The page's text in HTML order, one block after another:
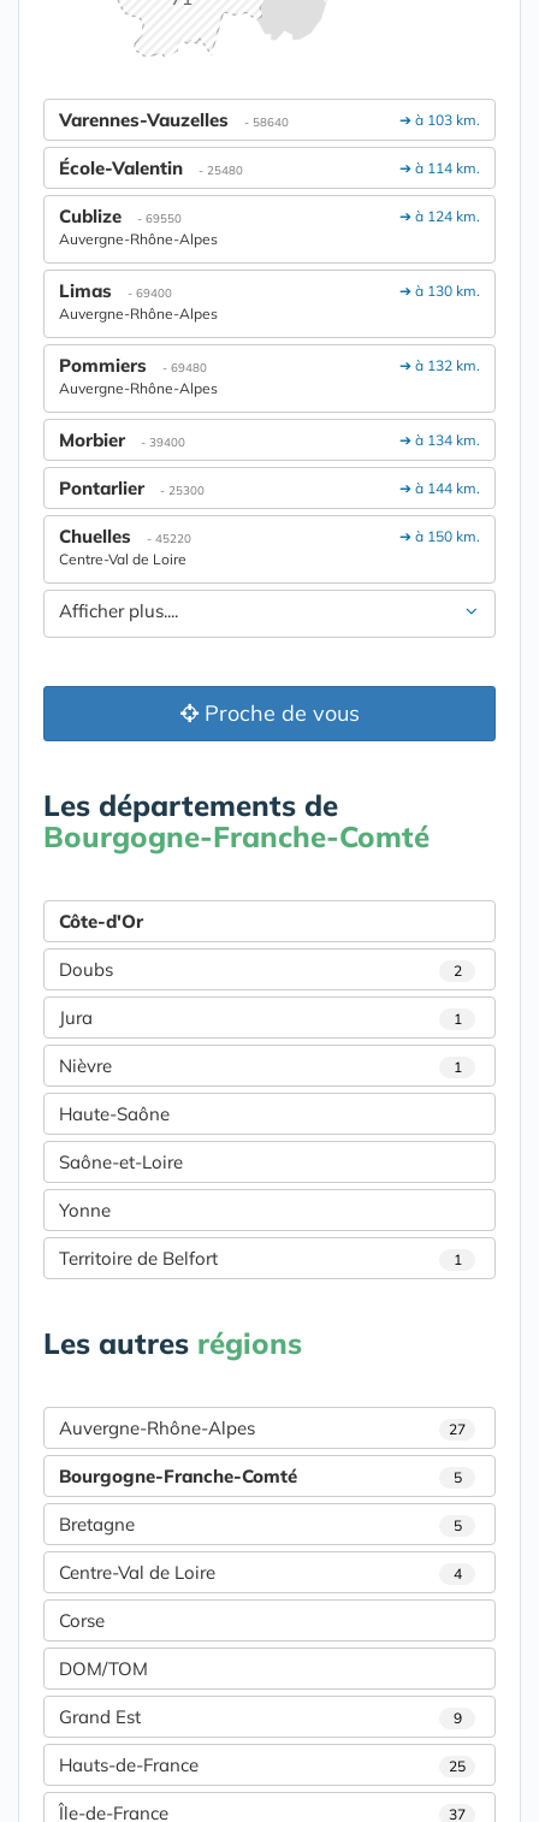
➔ à 103 km.
Varennes-Vauzelles - 58640
➔ à 114 km.
École-Valentin - 25480
➔ à 124 km.
Cublize - 69550
Auvergne-Rhône-Alpes
➔ à 130 km.
Limas - 69400
Auvergne-Rhône-Alpes
➔ à 132 km.
Pommiers - 69480
Auvergne-Rhône-Alpes
➔ à 134 km.
Morbier - 39400
➔ à 144 km.
Pontarlier - 25300
➔ à 150 km.
Chuelles - 45220
Centre-Val de Loire
Afficher plus....
Proche de vous
Les départements de
Bourgogne-Franche-Comté
Côte-d'Or
Doubs 2
Jura 1
Nièvre 1
Haute-Saône
Saône-et-Loire
Yonne
Territoire de Belfort 1
Les autres régions
Auvergne-Rhône-Alpes 27
Bourgogne-Franche-Comté 5
Bretagne 5
Centre-Val de Loire 4
Corse
DOM/TOM
Grand Est 9
Hauts-de-France 25
Île-de-France 37